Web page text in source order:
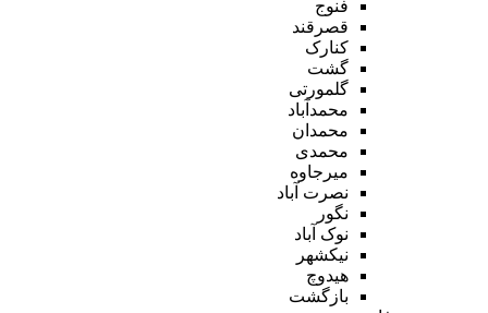
فنوج
قصرقند
کنارک
گشت
گلمورتی
محمدآباد
محمدان
محمدی
میرجاوه
نصرت آباد
نگور
نوک آباد
نیکشهر
هیدوچ
بازگشت